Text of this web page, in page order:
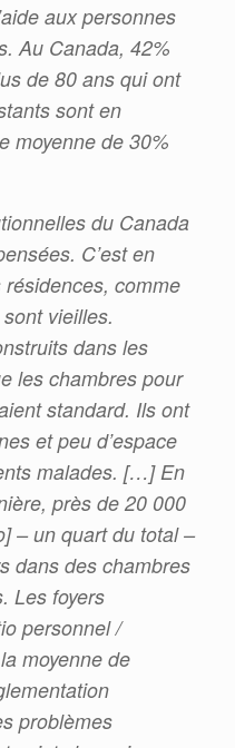
aux personnes
Au Canada, 42%
de 80 ans qui ont
sont en
moyenne de 30%
du Canada
C’est en
comme
vieilles.
dans les
les chambres pour
standard. Ils ont
et peu d’espace
malades. […] En
près de 20 000
– un quart du total –
dans des chambres
Les foyers
personnel /
moyenne de
problèmes